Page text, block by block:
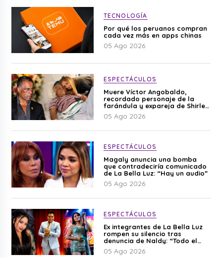
TECNOLOGÍA
Por qué los peruanos compran
cada vez más en apps chinas
05 Ago 2026
ESPECTÁCULOS
Muere Víctor Angobaldo,
recordado personaje de la
farándula y expareja de Shirley
Cherres
05 Ago 2026
ESPECTÁCULOS
Magaly anuncia una bomba
que contradeciría comunicado
de La Bella Luz: “Hay un audio”
05 Ago 2026
ESPECTÁCULOS
Ex integrantes de La Bella Luz
rompen su silencio tras
denuncia de Naldy: “Todo el
mundo lo sabía”
05 Ago 2026